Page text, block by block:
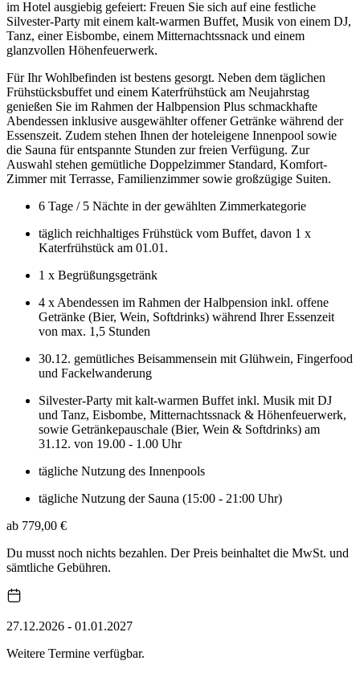
im Hotel ausgiebig gefeiert: Freuen Sie sich auf eine festliche
Silvester-Party mit einem kalt-warmen Buffet, Musik von einem DJ,
Tanz, einer Eisbombe, einem Mitternachtssnack und einem
glanzvollen Höhenfeuerwerk.
Für Ihr Wohlbefinden ist bestens gesorgt. Neben dem täglichen
Frühstücksbuffet und einem Katerfrühstück am Neujahrstag
genießen Sie im Rahmen der Halbpension Plus schmackhafte
Abendessen inklusive ausgewählter offener Getränke während der
Essenszeit. Zudem stehen Ihnen der hoteleigene Innenpool sowie
die Sauna für entspannte Stunden zur freien Verfügung. Zur
Auswahl stehen gemütliche Doppelzimmer Standard, Komfort-
Zimmer mit Terrasse, Familienzimmer sowie großzügige Suiten.
6 Tage / 5 Nächte in der gewählten Zimmerkategorie
täglich reichhaltiges Frühstück vom Buffet, davon 1 x
Katerfrühstück am 01.01.
1 x Begrüßungsgetränk
4 x Abendessen im Rahmen der Halbpension inkl. offene
Getränke (Bier, Wein, Softdrinks) während Ihrer Essenzeit
von max. 1,5 Stunden
30.12. gemütliches Beisammensein mit Glühwein, Fingerfood
und Fackelwanderung
Silvester-Party mit kalt-warmen Buffet inkl. Musik mit DJ
und Tanz, Eisbombe, Mitternachtssnack & Höhenfeuerwerk,
sowie Getränkepauschale (Bier, Wein & Softdrinks) am
31.12. von 19.00 - 1.00 Uhr
tägliche Nutzung des Innenpools
tägliche Nutzung der Sauna (15:00 - 21:00 Uhr)
ab 779,00 €
Du musst noch nichts bezahlen. Der Preis beinhaltet die MwSt. und
sämtliche Gebühren.
27.12.2026 - 01.01.2027
Weitere Termine verfügbar.